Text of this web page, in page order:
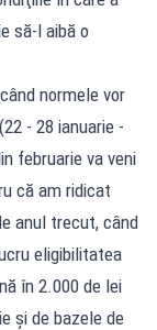
să-l aibă o
normele vor
- 28 ianuarie -
februarie va veni
că am ridicat
anul trecut, când
eligibilitatea
în 2.000 de lei
şi de bazele de